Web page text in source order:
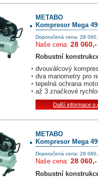
METABO
Kompresor Mega
Doporučená cena: 28
Naše cena: 28
Robustní
dvouválcový
dva manometry pro
tepelná ochrana
až 3 značkové
Další informace o
METABO
Kompresor Mega
Doporučená cena: 28
Naše cena: 28
Robustní